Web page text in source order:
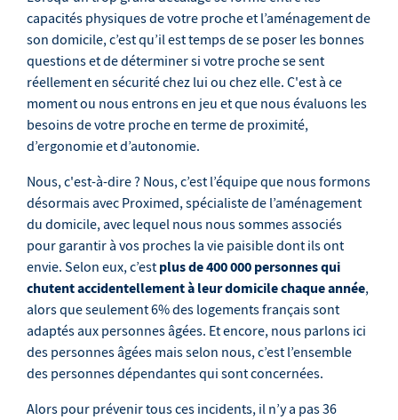
capacités physiques de votre proche et l’aménagement de
son domicile, c’est qu’il est temps de se poser les bonnes
questions et de déterminer si votre proche se sent
réellement en sécurité chez lui ou chez elle. C'est à ce
moment ou nous entrons en jeu et que nous évaluons les
besoins de votre proche en terme de proximité,
d’ergonomie et d’autonomie.
Nous, c'est-à-dire ? Nous, c’est l’équipe que nous formons
désormais avec Proximed, spécialiste de l’aménagement
du domicile, avec lequel nous nous sommes associés
pour garantir à vos proches la vie paisible dont ils ont
envie. Selon eux, c’est plus de 400 000 personnes qui
chutent accidentellement à leur domicile chaque année,
alors que seulement 6% des logements français sont
adaptés aux personnes âgées. Et encore, nous parlons ici
des personnes âgées mais selon nous, c’est l’ensemble
des personnes dépendantes qui sont concernées.
Alors pour prévenir tous ces incidents, il n’y a pas 36